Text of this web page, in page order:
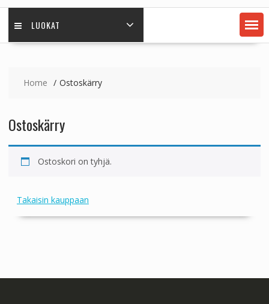
LUOKAT
Home Ostoskärry
Ostoskärry
Ostoskori on tyhjä.
Takaisin kauppaan